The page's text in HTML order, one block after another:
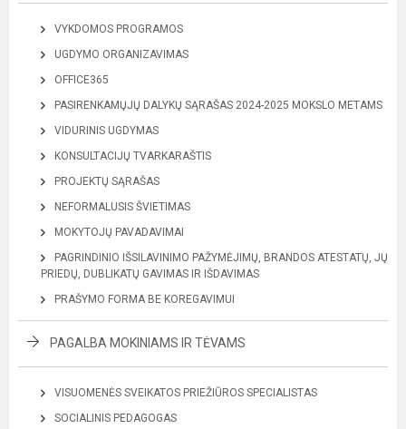
VYKDOMOS PROGRAMOS
UGDYMO ORGANIZAVIMAS
OFFICE365
PASIRENKAMŲJŲ DALYKŲ SĄRAŠAS 2024-2025 MOKSLO METAMS
VIDURINIS UGDYMAS
KONSULTACIJŲ TVARKARAŠTIS
PROJEKTŲ SĄRAŠAS
NEFORMALUSIS ŠVIETIMAS
MOKYTOJŲ PAVADAVIMAI
PAGRINDINIO IŠSILAVINIMO PAŽYMĖJIMŲ, BRANDOS ATESTATŲ, JŲ
PRIEDŲ, DUBLIKATŲ GAVIMAS IR IŠDAVIMAS
PRAŠYMO FORMA BE KOREGAVIMUI
PAGALBA MOKINIAMS IR TĖVAMS
VISUOMENĖS SVEIKATOS PRIEŽIŪROS SPECIALISTAS
SOCIALINIS PEDAGOGAS